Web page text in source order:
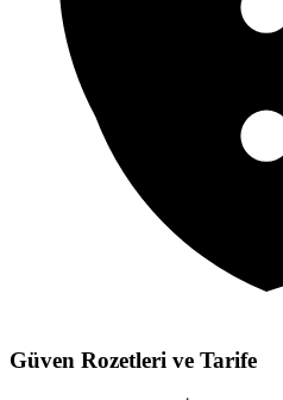
Güven Rozetleri ve Tarife